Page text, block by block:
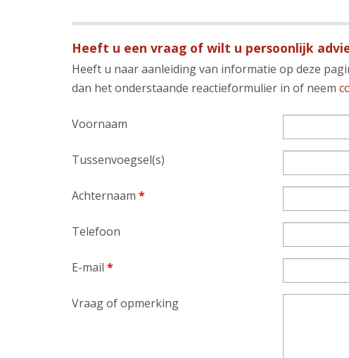
Heeft u een vraag of wilt u persoonlijk
Heeft u naar aanleiding van informatie op deze
dan het onderstaande reactieformulier in of neem
Voornaam
Tussenvoegsel(s)
Achternaam *
Telefoon
E-mail *
Vraag of opmerking